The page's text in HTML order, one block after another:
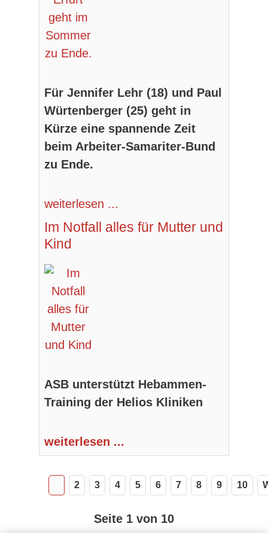
Für Jennifer Lehr (18) und Paul
Würtenberger (25) geht in
Kürze eine spannende Zeit
beim Arbeiter-Samariter-Bund
zu Ende.
weiterlesen ...
Im Notfall alles für Mutter und
Kind
ASB unterstützt Hebammen-
Training der Helios Kliniken
weiterlesen ...
2 3 4 5 6 7 8 9 10
Seite 1 von 10